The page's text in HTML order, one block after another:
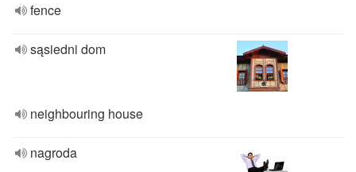
fence
sąsiedni dom
neighbouring house
nagroda